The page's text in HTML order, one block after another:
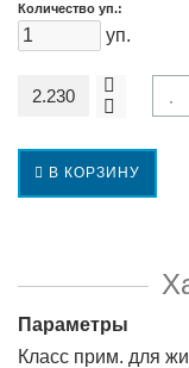
Количество уп.:
уп.
В КОРЗИНУ
Параметры
Класс прим. для